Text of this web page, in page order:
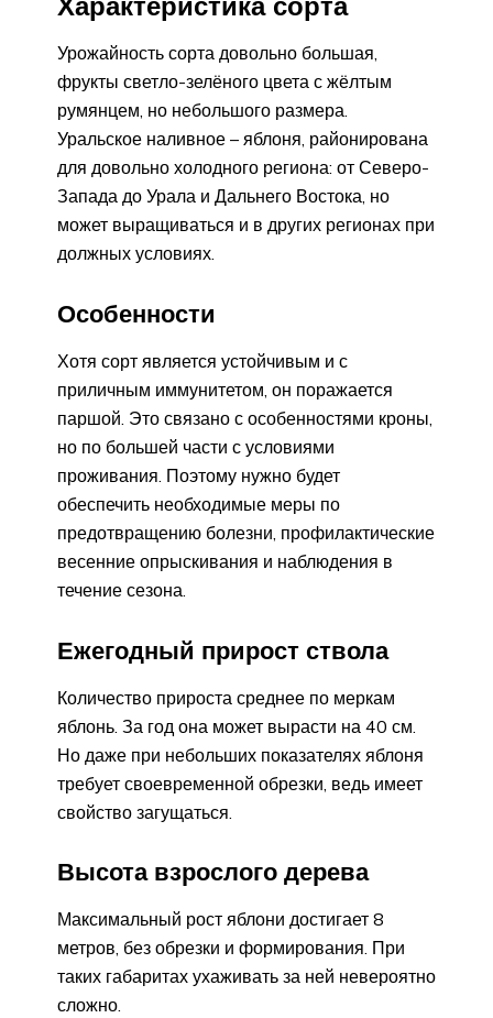
Урожайность сорта довольно большая,
фрукты светло-зелёного цвета с жёлтым
румянцем, но небольшого размера.
Уральское наливное – яблоня, районирована
для довольно холодного региона: от Северо-
Запада до Урала и Дальнего Востока, но
может выращиваться и в других регионах при
должных условиях.
Особенности
Хотя сорт является устойчивым и с
приличным иммунитетом, он поражается
паршой. Это связано с особенностями кроны,
но по большей части с условиями
проживания. Поэтому нужно будет
обеспечить необходимые меры по
предотвращению болезни, профилактические
весенние опрыскивания и наблюдения в
течение сезона.
Ежегодный прирост ствола
Количество прироста среднее по меркам
яблонь. За год она может вырасти на 40 см.
Но даже при небольших показателях яблоня
требует своевременной обрезки, ведь имеет
свойство загущаться.
Высота взрослого дерева
Максимальный рост яблони достигает 8
метров, без обрезки и формирования. При
таких габаритах ухаживать за ней невероятно
сложно.